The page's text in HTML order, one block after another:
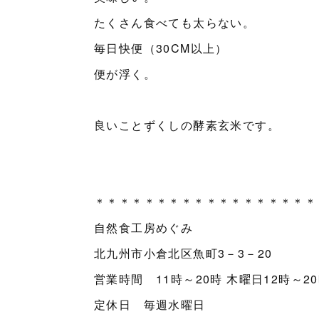
たくさん食べても太らない。
毎日快便（30CM以上）
便が浮く。
良いことずくしの酵素玄米です。
＊＊＊＊＊＊＊＊＊＊＊＊＊＊＊＊＊＊
自然食工房めぐみ
北九州市小倉北区魚町3－3－20
営業時間 11時～20時 木曜日12時～
定休日 毎週水曜日